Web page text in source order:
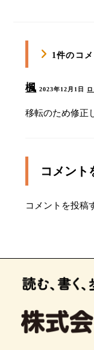
着しました
1件のコ
楓 2023年12月1日
移転のため修正
コメント
コメントを投稿